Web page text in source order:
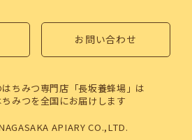
お問い合わせ
ちみつ専門店「長坂養蜂場」は
みつを全国にお届けします
APIARY CO.,LTD.